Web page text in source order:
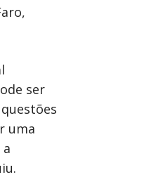
ser
uma